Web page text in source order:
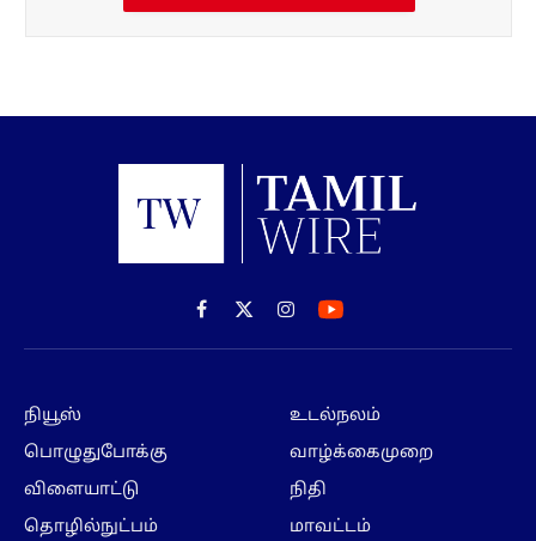
Facebook
X
(Twitter)
Instagram
நியூஸ்
பொழுதுபோக்கு
விளையாட்டு
தொழில்நுட்பம்
உடல்நலம்
வாழ்க்கைமுறை
நிதி
மாவட்டம்